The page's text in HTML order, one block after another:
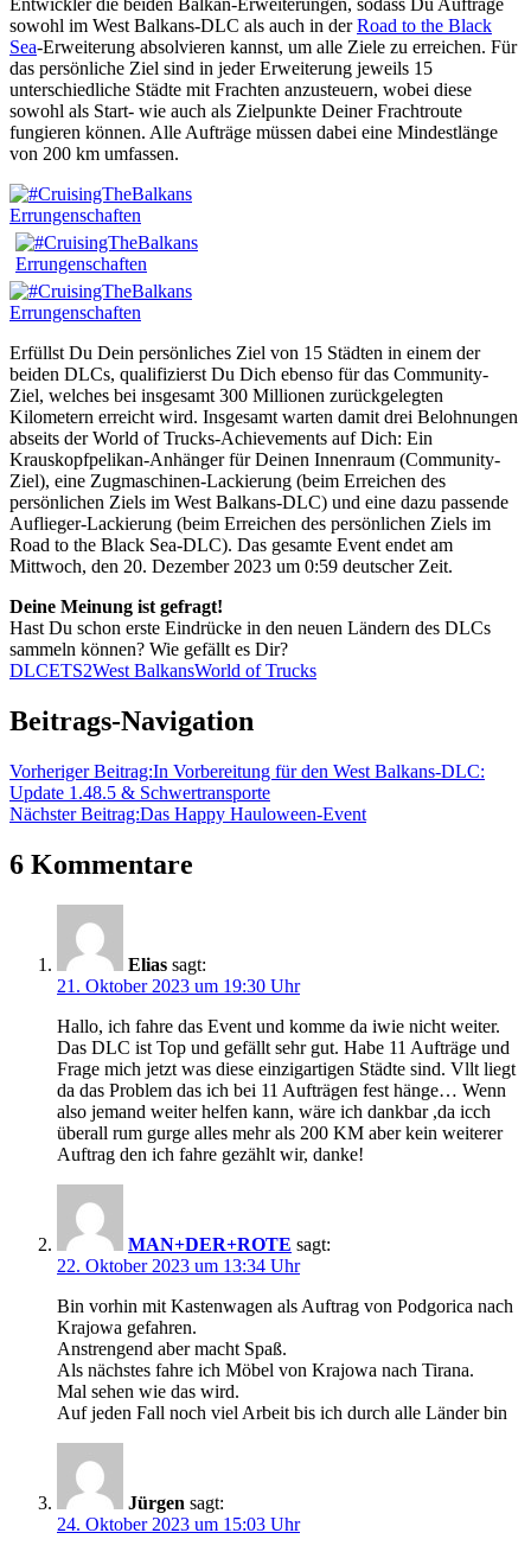
Entwickler die beiden Balkan-Erweiterungen, sodass Du Aufträge
sowohl im West Balkans-DLC als auch in derRoad to the Black
Sea-Erweiterung absolvieren kannst, um alle Ziele zu erreichen. Für
das persönliche Ziel sind in jeder Erweiterung jeweils 15
unterschiedliche Städte mit Frachten anzusteuern, wobei diese
sowohl als Start- wie auch als Zielpunkte Deiner Frachtroute
fungieren können. Alle Aufträge müssen dabei eine Mindestlänge
von 200 km umfassen.
Erfüllst Du Dein persönliches Ziel von 15 Städten in einem der
beiden DLCs, qualifizierst Du Dich ebenso für das Community-
Ziel, welches bei insgesamt 300 Millionen zurückgelegten
Kilometern erreicht wird. Insgesamt warten damit drei Belohnungen
abseits der World of Trucks-Achievements auf Dich: Ein
Krauskopfpelikan-Anhänger für Deinen Innenraum (Community-
Ziel), eine Zugmaschinen-Lackierung (beim Erreichen des
persönlichen Ziels im West Balkans-DLC) und eine dazu passende
Auflieger-Lackierung (beim Erreichen des persönlichen Ziels im
Road to the Black Sea-DLC). Das gesamte Event endet am
Mittwoch, den 20. Dezember 2023 um 0:59 deutscher Zeit.
Deine Meinung ist gefragt!
Hast Du schon erste Eindrücke in den neuen Ländern des DLCs
sammeln können? Wie gefällt es Dir?
DLCETS2West BalkansWorld of Trucks
Beitrags-Navigation
Vorheriger Beitrag:In Vorbereitung für den West Balkans-DLC:
Update 1.48.5 & Schwertransporte
Nächster Beitrag:Das Happy Hauloween-Event
6 Kommentare
Elias sagt:
21. Oktober 2023 um 19:30 Uhr
Hallo, ich fahre das Event und komme da iwie nicht weiter.
Das DLC ist Top und gefällt sehr gut. Habe 11 Aufträge und
Frage mich jetzt was diese einzigartigen Städte sind. Vllt liegt
da das Problem das ich bei 11 Aufträgen fest hänge… Wenn
also jemand weiter helfen kann, wäre ich dankbar ,da icch
überall rum gurge alles mehr als 200 KM aber kein weiterer
Auftrag den ich fahre gezählt wir, danke!
MAN+DER+ROTE sagt:
22. Oktober 2023 um 13:34 Uhr
Bin vorhin mit Kastenwagen als Auftrag von Podgorica nach
Krajowa gefahren.
Anstrengend aber macht Spaß.
Als nächstes fahre ich Möbel von Krajowa nach Tirana.
Mal sehen wie das wird.
Auf jeden Fall noch viel Arbeit bis ich durch alle Länder bin
Jürgen sagt:
24. Oktober 2023 um 15:03 Uhr